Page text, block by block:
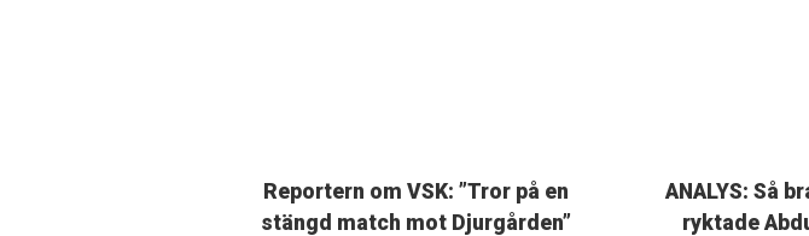
Reportern om VSK: ”Tror på en
stängd match mot Djurgården”
ANALYS: Så
ryktade